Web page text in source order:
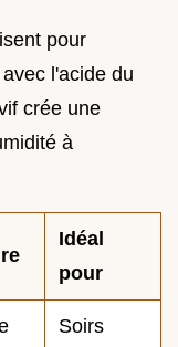
pour
l'acide du
crée une
à
Idéal
pour
Soirs